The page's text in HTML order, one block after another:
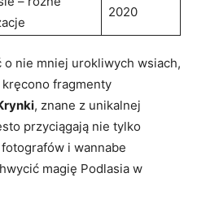
2020
nie mniej urokliwych wsiach,
kręcono fragmenty
, znane z unikalnej
przyciągają nie tylko
i wannabe
magię Podlasia w